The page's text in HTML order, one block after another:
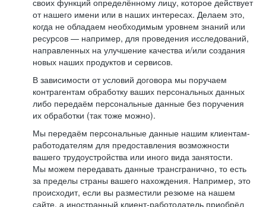
своих функций определённому лицу, которое действует
от нашего имени или в наших интересах. Делаем это,
когда не обладаем необходимым уровнем знаний или
ресурсов — например, для проведения исследований,
направленных на улучшение качества и/или создания
новых наших продуктов и сервисов.
В зависимости от условий договора мы поручаем
контрагентам обработку ваших персональных данных
либо передаём персональные данные без поручения
их обработки (так тоже можно).
Мы передаём персональные данные нашим клиентам-
работодателям для предоставления возможности
вашего трудоустройства или иного вида занятости.
Мы можем передавать данные трансгранично, то есть
за пределы страны вашего нахождения. Например, это
происходит, если вы разместили резюме на нашем
сайте, а иностранный клиент-работодатель приобрёл